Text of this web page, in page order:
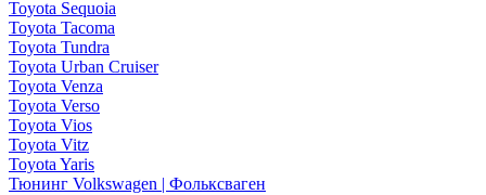
Toyota Sequoia
Toyota Tacoma
Toyota Tundra
Toyota Urban Cruiser
Toyota Venza
Toyota Verso
Toyota Vios
Toyota Vitz
Toyota Yaris
Тюнинг Volkswagen | Фольксваген